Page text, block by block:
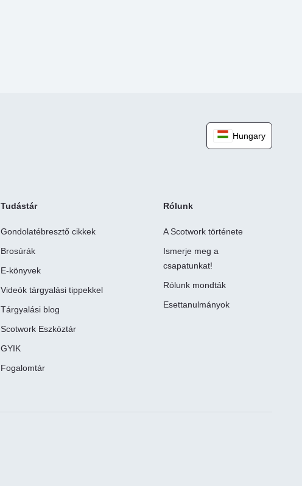
Hungary
Tudástár
Gondolatébresztő cikkek
Brosúrák
E-könyvek
Videók tárgyalási tippekkel
Tárgyalási blog
Scotwork Eszköztár
GYIK
Fogalomtár
Rólunk
A Scotwork története
Ismerje meg a
csapatunkat!
Rólunk mondták
Esettanulmányok